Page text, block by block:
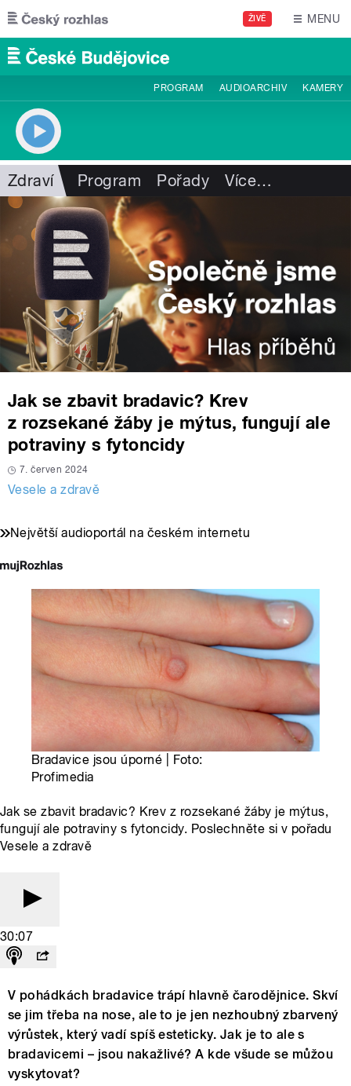
Přejít k hlavnímu obsahu
ŽIVĚ MENU
PROGRAM AUDIOARCHIV KAMERY
Zdraví Program Pořady Více…
Jak se zbavit bradavic? Krev
z rozsekané žáby je mýtus, fungují ale
potraviny s fytoncidy
7. červen 2024
Vesele a zdravě
Největší audioportál na českém internetu
Bradavice jsou úporné | Foto:
Profimedia
Jak se zbavit bradavic? Krev z rozsekané žáby je mýtus,
fungují ale potraviny s fytoncidy. Poslechněte si v pořadu
Vesele a zdravě
30:07
V pohádkách bradavice trápí hlavně čarodějnice. Skví
se jim třeba na nose, ale to je jen nezhoubný zbarvený
výrůstek, který vadí spíš esteticky. Jak je to ale s
bradavicemi – jsou nakažlivé? A kde všude se můžou
vyskytovat?